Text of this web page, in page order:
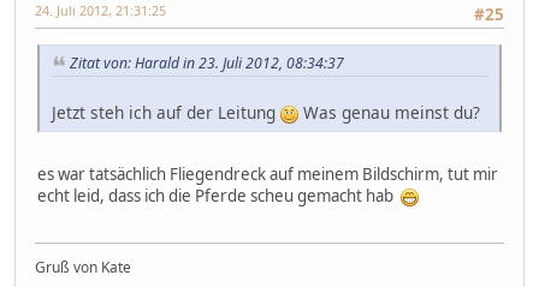
#25
24. Juli 2012, 21:31:25
Zitat von: Harald in 23. Juli 2012, 08:34:37
Jetzt steh ich auf der Leitung Was genau meinst du?
es war tatsächlich Fliegendreck auf meinem Bildschirm, tut mir
echt leid, dass ich die Pferde scheu gemacht hab
Gruß von Kate